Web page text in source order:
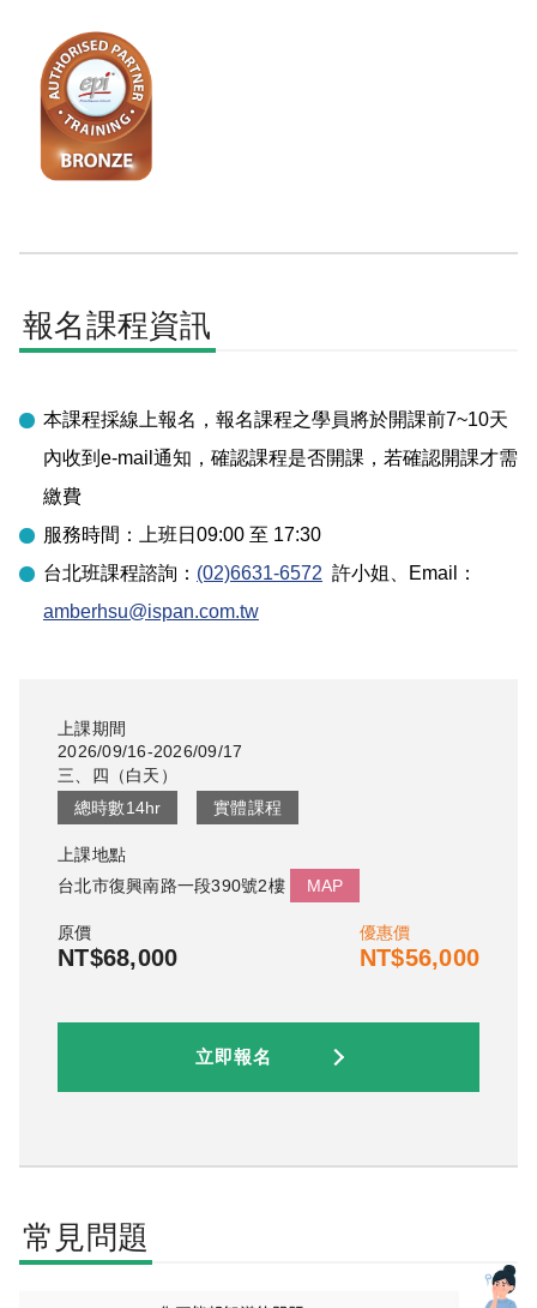
報名課程資訊
本課程採線上報名，報名課程之學員將於開課前7~10天
內收到e-mail通知，確認課程是否開課，若確認開課才需
繳費
服務時間：上班日09:00 至 17:30
台北班課程諮詢： (02)6631-6572 許小姐
、Email：
amberhsu@ispan.com.tw
上課期間
2026/09/16-2026/09/17
三、四 （白天 ）
總時數14hr 實體課程
上課地點
台北市復興南路一段390號2樓
MAP
原價
NT$68,000
優惠價
NT$56,000
立即報名
常見問題